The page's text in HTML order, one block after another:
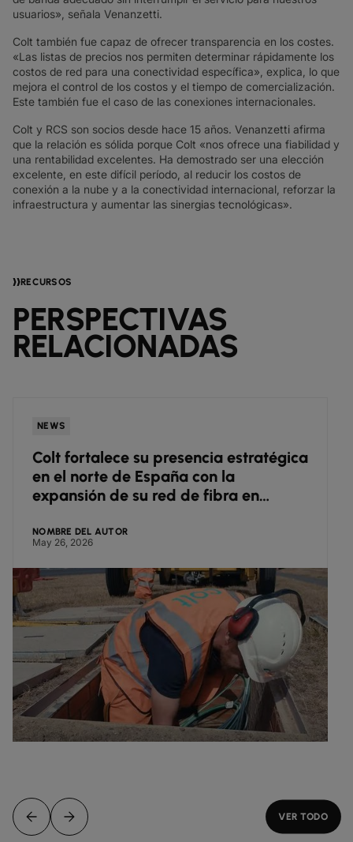
usuarios», señala Venanzetti.
Colt también fue capaz de ofrecer transparencia en los costes.
«Las listas de precios nos permiten determinar rápidamente los
costos de red para una conectividad específica», explica, lo que
mejora el control de los costos y el tiempo de comercialización.
Este también fue el caso de las conexiones internacionales.
Colt y RCS son socios desde hace 15 años. Venanzetti afirma
que la relación es sólida porque Colt «nos ofrece una fiabilidad y
una rentabilidad excelentes. Ha demostrado ser una elección
excelente, en este difícil período, al reducir los costos de
conexión a la nube y a la conectividad internacional, reforzar la
infraestructura y aumentar las sinergias tecnológicas».
RECURSOS
PERSPECTIVAS
RELACIONADAS
NEWS
Colt fortalece su presencia estratégica
en el norte de España con la
expansión de su red de fibra en
NOMBRE DEL AUTOR
May 26, 2026
VER TODO